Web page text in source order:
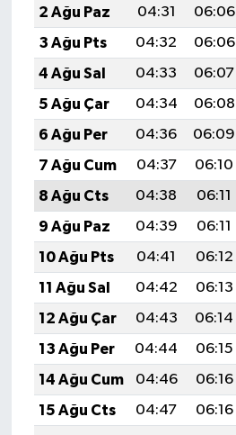
2 Ağu Paz
04:31 06:06
3 Ağu Pts
04:32 06:06
4 Ağu Sal
04:33 06:07
5 Ağu Çar
04:34 06:08
6 Ağu Per
04:36 06:09
7 Ağu Cum
04:37 06:10
8 Ağu Cts
04:38 06:11
9 Ağu Paz
04:39 06:11
10 Ağu Pts
04:41 06:12
11 Ağu Sal
04:42 06:13
12 Ağu Çar
04:43 06:14
13 Ağu Per
04:44 06:15
14 Ağu Cum
04:46 06:16
15 Ağu Cts
04:47 06:16
MİZAH
TARİH
Genel
Politika
YEREL
BÖLGEDEN
BİLİM TEKNOLOJİ
ASAYİŞ
SEÇİM 2015